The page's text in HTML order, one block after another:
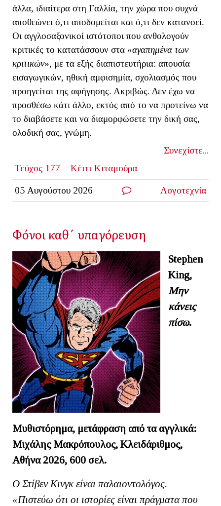
άλλα, ιδιαίτερα στη Γαλλία, την χώρα που συχνά
αποθεώνει ό,τι αποδομείται και ό,τι δεν κατανοεί.
Οι αγγλοσαξονικοί ιστότοποι που ανθολογούν
κριτικές το κατατάσσουν στα «αγαπημένα των
κριτικών», με τα εξής διαπιστευτήρια: απουσία
εισαγωγικών, ηθική αμφισημία, σχολιασμός που
προηγείται της αφήγησης. Ακριβώς. Δεν έχω να
προσθέσω κάτι άλλο, εκτός από το να προτείνω να
το διαβάσετε και να διαμορφώσετε την δική σας,
ολοδική σας, γνώμη.
Συνεχίστε...
Τεύχος 177
Κέιτι Κιταμούρα
05 Αυγούστου 2026 Λογοτεχνία
Φόνοι καθ΄ υπαγόρευση
Stephen
King,
Μην
κάνεις
πίσω.
Μυθιστόρημα, μετάφραση από τα αγγλικά:
Μιχάλης Μακρόπουλος, Κλειδάριθμος,
Αθήνα 2026, 600 σελ.
Ο Στίβεν Κινγκ είναι παλαιοντολόγος.
«Πιστεύω ότι οι ιστορίες είναι πράγματα που